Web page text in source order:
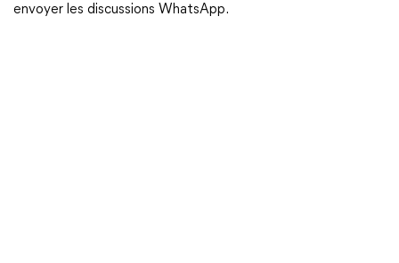
envoyer les discussions WhatsApp.